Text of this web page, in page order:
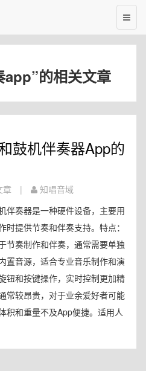
app”的相关文章
鼓机伴奏器App的
章 | 知唱音域
伴奏器是一种硬件设备，主要用
提供节奏和伴奏支持。特点：
节奏制作和伴奏，通常需要单独
置音源，适合专业音乐制作和演
钮和按键操作，实时控制更加精
常较昂贵，对于业余爱好者可能
积和重量不及App便捷。适用人